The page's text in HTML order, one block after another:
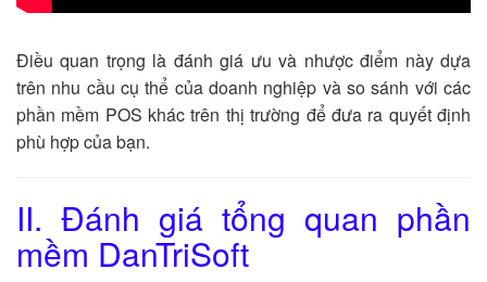
Điều quan trọng là đánh giá ưu và nhược điểm này dựa
trên nhu cầu cụ thể của doanh nghiệp và so sánh với các
phần mềm POS khác trên thị trường để đưa ra quyết định
phù hợp của bạn.
II. Đánh giá tổng quan phần
mềm DanTriSoft